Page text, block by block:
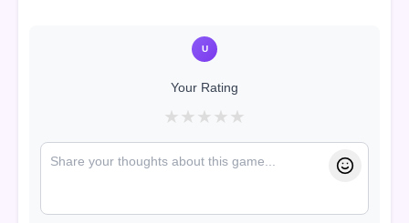
U
Your Rating
★ ★ ★ ★ ★